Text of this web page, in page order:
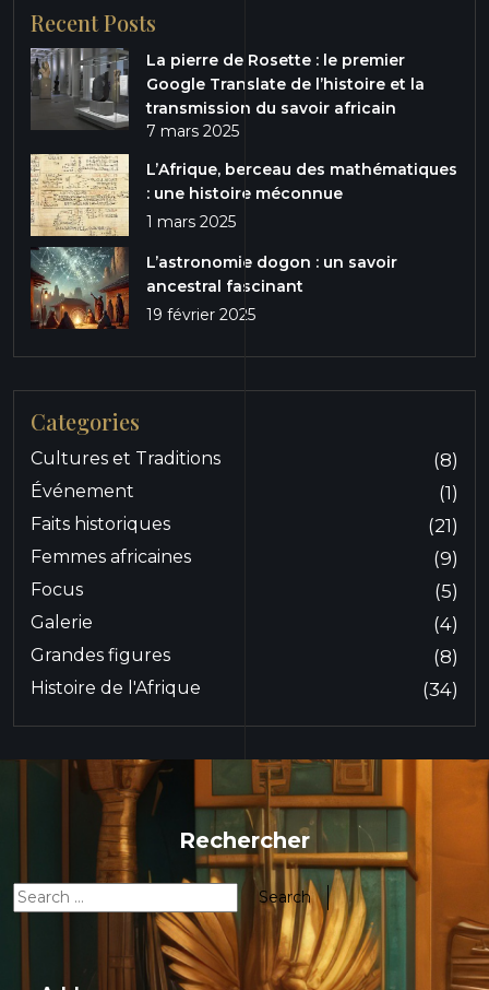
Recent Posts
La pierre de Rosette : le premier
Google Translate de l’histoire et la
transmission du savoir africain
7 mars 2025
L’Afrique, berceau des mathématiques
: une histoire méconnue
1 mars 2025
L’astronomie dogon : un savoir
ancestral fascinant
19 février 2025
Categories
Cultures et Traditions (8)
Événement (1)
Faits historiques (21)
Femmes africaines (9)
Focus (5)
Galerie (4)
Grandes figures (8)
Histoire de l'Afrique (34)
Rechercher